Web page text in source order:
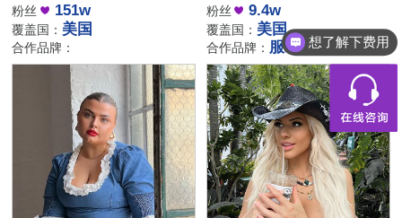
粉丝 151w
覆盖国： 美国
合作品牌：
粉丝 9.4w
覆盖国： 美国
合作品牌： 服装 想了解下费用